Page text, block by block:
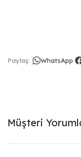
Paylaş: WhatsApp
Müşteri